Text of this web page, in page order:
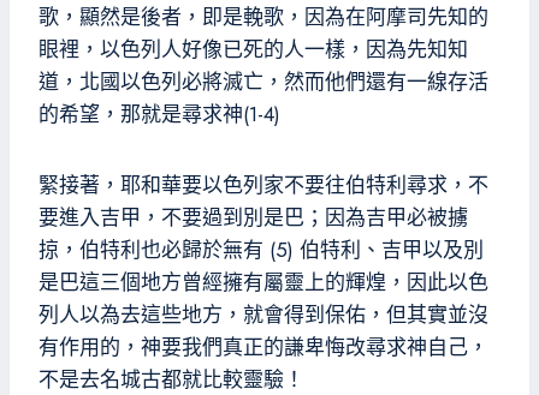
歌，顯然是後者，即是輓歌，因為在阿摩司先知的
眼裡，以色列人好像已死的人一樣，因為先知知
道，北國以色列必將滅亡，然而他們還有一線存活
的希望，那就是尋求神(1-4)
緊接著，耶和華要以色列家不要往伯特利尋求，不
要進入吉甲，不要過到別是巴；因為吉甲必被擄
掠，伯特利也必歸於無有 (5) 伯特利、吉甲以及別
是巴這三個地方曾經擁有屬靈上的輝煌，因此以色
列人以為去這些地方，就會得到保佑，但其實並沒
有作用的，神要我們真正的謙卑悔改尋求神自己，
不是去名城古都就比較靈驗！